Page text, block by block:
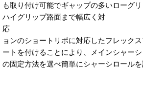
も取り付け可能でギャップの多いローグ
ハイグリップ路面まで幅広く対
応 オ
ョンのショートリポに対応したフレック
ートを付けることにより、メインシャー
の固定方法を選べ簡単にシャーシロールを